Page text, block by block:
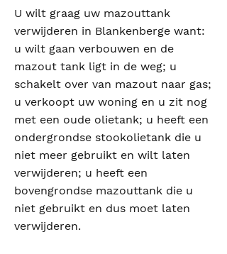
U wilt graag uw mazouttank
verwijderen in Blankenberge want:
u wilt gaan verbouwen en de
mazout tank ligt in de weg; u
schakelt over van mazout naar gas;
u verkoopt uw woning en u zit nog
met een oude olietank; u heeft een
ondergrondse stookolietank die u
niet meer gebruikt en wilt laten
verwijderen; u heeft een
bovengrondse mazouttank die u
niet gebruikt en dus moet laten
verwijderen.